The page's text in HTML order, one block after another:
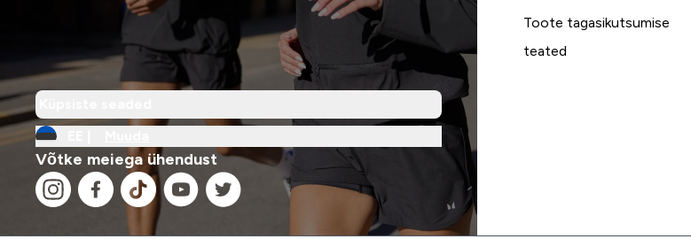
Võtke meiega ühendust
Toote tagasikutsumise
teated